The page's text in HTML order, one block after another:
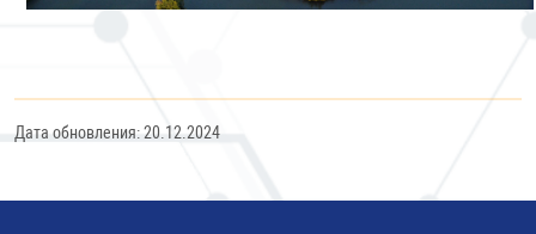
Дата обновления: 20.12.2024